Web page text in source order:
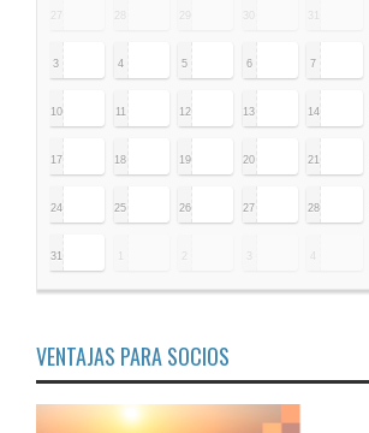
3 4 5 6 7
10 11 12 13 14
17 18 19 20 21
24 25 26 27 28
31
VENTAJAS PARA SOCIOS